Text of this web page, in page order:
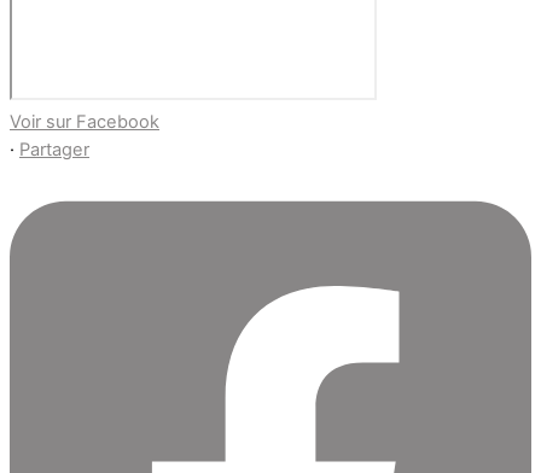
Voir sur Facebook
· Partager